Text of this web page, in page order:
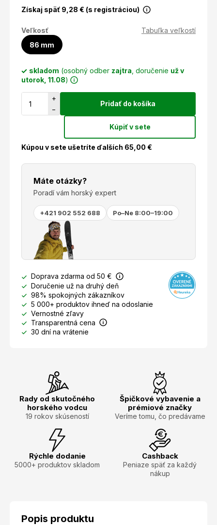
Získaj späť 9,28 € (s registráciou)
Veľkosť
Tabuľka veľkostí
86 mm
skladom (osobný odber zajtra , doručenie už v
utorok, 11.08)
+
−
Pridať do košíka
Kúpiť v sete
Kúpou v sete ušetríte ďalších 65,00 €
Máte otázky?
Poradí vám horský expert
+421 902 552 688 Po–Ne 8:00–19:00
Doprava zdarma od 50 €
Doručenie už na druhý deň
98% spokojných zákazníkov
5 000+ produktov ihneď na odoslanie
Vernostné zľavy
Transparentná cena
30 dní na vrátenie
Rady od skutočného
horského vodcu
19 rokov skúseností
Špičkové vybavenie a
prémiové značky
Veríme tomu, čo predávame
Rýchle dodanie
5000+ produktov skladom
Cashback
Peniaze späť za každý
nákup
Popis produktu